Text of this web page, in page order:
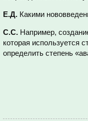
Е.Д. Какими
С.С. Например,
которая используется
определить степень